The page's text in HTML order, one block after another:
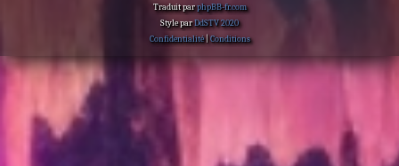
Traduit parphpBB-fr.com
Style parDdSTV 2020
Confidentialité|Conditions